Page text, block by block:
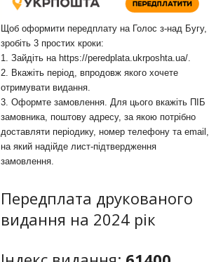
Щоб оформити передплату на Голос з-над Бугу,
зробіть 3 простих кроки:
1. Зайдіть на https://peredplata.ukrposhta.ua/.
2. Вкажіть період, впродовж якого хочете
отримувати видання.
3. Оформте замовлення. Для цього вкажіть ПІБ
замовника, поштову адресу, за якою потрібно
доставляти періодику, номер телефону та email,
на який надійде лист-підтвердження
замовлення.
Передплата друкованого
видання на 2024 рік